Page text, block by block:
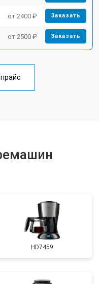
от 2400 ₽ Заказать
от 2500 ₽ Заказать
HD7459